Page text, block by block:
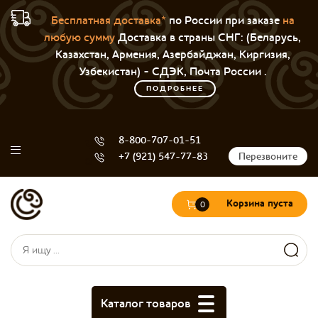
Бесплатная доставка*по России при заказе на
любую суммуДоставка в страны СНГ: (Беларусь,
Казахстан, Армения, Азербайджан, Киргизия,
Узбекистан) - СДЭК, Почта России .
ПОДРОБНЕЕ
8-800-707-01-51
+7 (921) 547-77-83
Перезвоните
Форма поиска
Поиск
0 Корзина пуста
Каталог товаров